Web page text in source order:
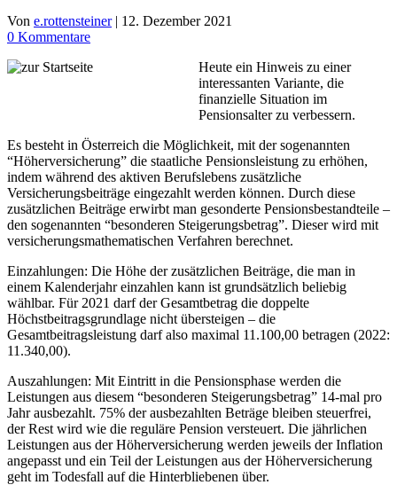
Von e.rottensteiner | 12. Dezember 2021
0 Kommentare
Heute ein Hinweis zu einer
interessanten Variante, die
finanzielle Situation im
Pensionsalter zu verbessern.
Es besteht in Österreich die Möglichkeit, mit der sogenannten
“Höherversicherung” die staatliche Pensionsleistung zu erhöhen,
indem während des aktiven Berufslebens zusätzliche
Versicherungsbeiträge eingezahlt werden können. Durch diese
zusätzlichen Beiträge erwirbt man gesonderte Pensionsbestandteile –
den sogenannten “besonderen Steigerungsbetrag”. Dieser wird mit
versicherungsmathematischen Verfahren berechnet.
Einzahlungen: Die Höhe der zusätzlichen Beiträge, die man in
einem Kalenderjahr einzahlen kann ist grundsätzlich beliebig
wählbar. Für 2021 darf der Gesamtbetrag die doppelte
Höchstbeitragsgrundlage nicht übersteigen – die
Gesamtbeitragsleistung darf also maximal 11.100,00 betragen (2022:
11.340,00).
Auszahlungen: Mit Eintritt in die Pensionsphase werden die
Leistungen aus diesem “besonderen Steigerungsbetrag” 14-mal pro
Jahr ausbezahlt. 75% der ausbezahlten Beträge bleiben steuerfrei,
der Rest wird wie die reguläre Pension versteuert. Die jährlichen
Leistungen aus der Höherversicherung werden jeweils der Inflation
angepasst und ein Teil der Leistungen aus der Höherversicherung
geht im Todesfall auf die Hinterbliebenen über.